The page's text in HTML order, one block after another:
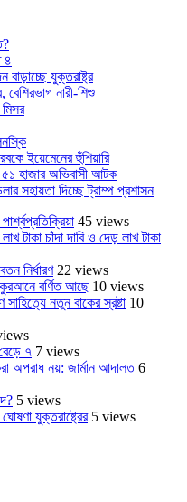
৪
বাড়াচ্ছে যুক্তরাষ্ট্র
নারী-শিশু
ইয়েমেনের হুঁশিয়ারি
৫১ হাজার অভিবাসী আটক
সহায়তা দিচ্ছে ট্রাম্প প্রশাসন
45 views
টাকা চাঁদা দাবি ও দেড় লাখ টাকা
নির্ধারণ 22 views
কুরআনে বর্ণিত আছে 10 views
নতুন বাকের স্রষ্টা 10
৭ 7 views
অপরাধ নয়: জার্মান আদালত 6
5 views
যুক্তরাষ্ট্রের 5 views